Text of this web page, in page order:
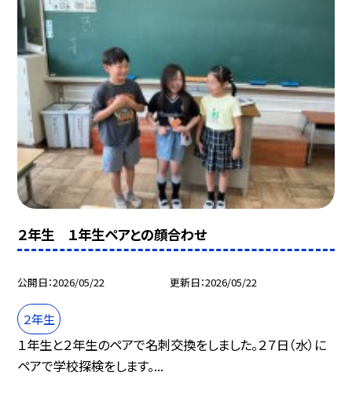
２年生 １年生ペアとの顔合わせ
公開日 2026/05/22 更新日 2026/05/22
２年生
１年生と２年生のペアで名刺交換をしました。２７日（水）に
ペアで学校探検をします。...